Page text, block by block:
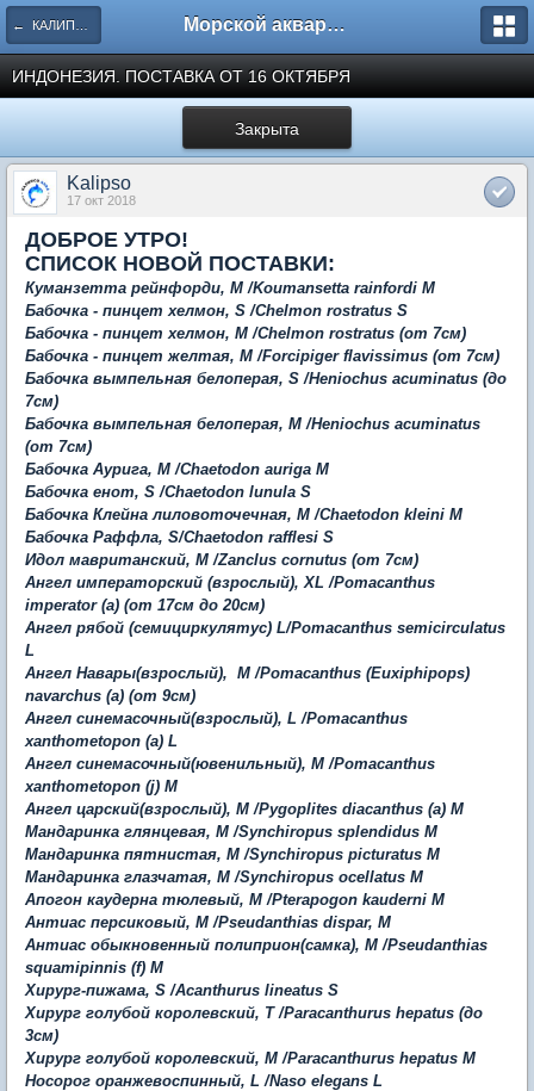
← КАЛИПСО - Морские гидробионты. Морской аквариум. Форумы ReefCentral.ru
ИНДОНЕЗИЯ. ПОСТАВКА ОТ 16 ОКТЯБРЯ
Закрыта
Kalipso
17 окт 2018
ДОБРОЕ УТРО!
СПИСОК НОВОЙ ПОСТАВКИ:
Куманзетта рейнфорди, М /Koumansetta rainfordi M
Бабочка - пинцет хелмон, S /Chelmon rostratus S
Бабочка - пинцет хелмон, M /Chelmon rostratus (от 7см)
Бабочка - пинцет желтая, M /Forcipiger flavissimus (от 7см)
Бабочка вымпельная белоперая, S /Heniochus acuminatus (до
7см)
Бабочка вымпельная белоперая, М /Heniochus acuminatus
(от 7см)
Бабочка Аурига, M /Chaetodon auriga M
Бабочка енот, S /Chaetodon lunula S
Бабочка Клейна лиловоточечная, M /Chaetodon kleini M
Бабочка Раффла, S/Chaetodon rafflesi S
Идол мавританский, M /Zanclus cornutus (от 7см)
Ангел императорский (взрослый), XL /Pomacanthus
imperator (a) (от 17см до 20см)
Ангел рябой (семициркулятус) L/Pomacanthus semicirculatus
L
Ангел Навары(взрослый), M /Pomacanthus (Euxiphipops)
navarchus (a) (от 9см)
Ангел синемасочный(взрослый), L /Pomacanthus
xanthometopon (a) L
Ангел синемасочный(ювенильный), М /Pomacanthus
xanthometopon (j) M
Ангел царский(взрослый), М /Pygoplites diacanthus (a) M
Мандаринка глянцевая, M /Synchiropus splendidus M
Мандаринка пятнистая, M /Synchiropus picturatus M
Мандаринка глазчатая, M /Synchiropus ocellatus M
Апогон каудерна тюлевый, M /Pterapogon kauderni M
Антиас персиковый, M /Pseudanthias dispar, M
Антиас обыкновенный полиприон(самка), M /Pseudanthias
squamipinnis (f) M
Хирург-пижама, S /Acanthurus lineatus S
Хирург голубой королевский, T /Paracanthurus hepatus (до
3см)
Хирург голубой королевский, M /Paracanthurus hepatus M
Носорог оранжевоспинный, L /Naso elegans L